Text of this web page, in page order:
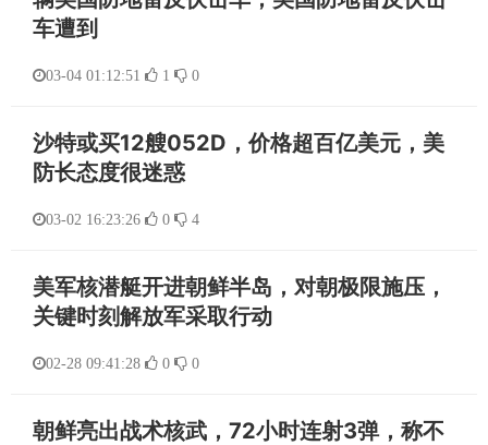
车遭到
03-04 01:12:51 1 0
沙特或买12艘052D，价格超百亿美元，美
防长态度很迷惑
03-02 16:23:26 0 4
美军核潜艇开进朝鲜半岛，对朝极限施压，
关键时刻解放军采取行动
02-28 09:41:28 0 0
朝鲜亮出战术核武，72小时连射3弹，称不